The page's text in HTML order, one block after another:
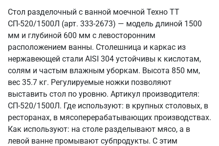
Стол разделочный с ванной моечной Техно ТТ
СП-520/1500Л (арт. 333-2673) — модель длиной 1500
мм и глубиной 600 мм с левосторонним
расположением ванны. Столешница и каркас из
нержавеющей стали AISI 304 устойчивы к кислотам,
солям и частым влажным уборкам. Высота 850 мм,
вес 35.7 кг. Регулируемые ножки позволяют
выставить стол по уровню. Артикул производителя:
СП-520/1500Л. Где используют: в крупных столовых, в
ресторанах, в мясоперерабатывающих производствах.
Как используют: на столе разделывают мясо, а в
левой ванне промывают субпродукты. С этим